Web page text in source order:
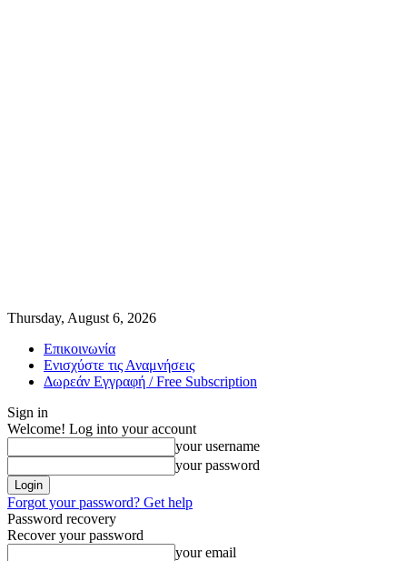
Thursday, August 6, 2026
Επικοινωνία
Ενισχύστε τις Αναμνήσεις
Δωρεάν Εγγραφή / Free Subscription
Sign in
Welcome! Log into your account
your username
your password
Forgot your password? Get help
Password recovery
Recover your password
your email